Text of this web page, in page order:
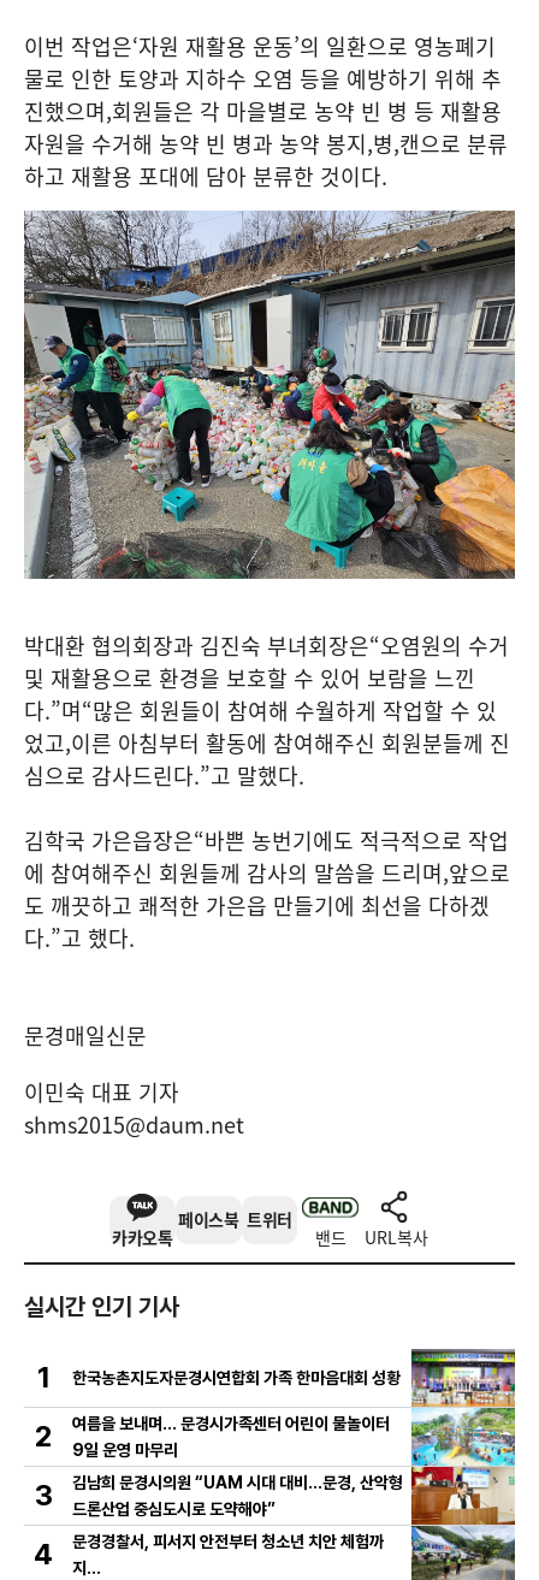
이번 작업은‘자원 재활용 운동’의 일환으로 영농폐기
물로 인한 토양과 지하수 오염 등을 예방하기 위해 추
진했으며,회원들은 각 마을별로 농약 빈 병 등 재활용
자원을 수거해 농약 빈 병과 농약 봉지,병,캔으로 분류
하고 재활용 포대에 담아 분류한 것이다.
박대환 협의회장과 김진숙 부녀회장은“오염원의 수거
및 재활용으로 환경을 보호할 수 있어 보람을 느낀
다.”며“많은 회원들이 참여해 수월하게 작업할 수 있
었고,이른 아침부터 활동에 참여해주신 회원분들께 진
심으로 감사드린다.”고 말했다.
김학국 가은읍장은“바쁜 농번기에도 적극적으로 작업
에 참여해주신 회원들께 감사의 말씀을 드리며,앞으로
도 깨끗하고 쾌적한 가은읍 만들기에 최선을 다하겠
다.”고 했다.
문경매일신문
이민숙 대표 기자
shms2015@daum.net
카카오톡
페이스북 트위터
밴드 URL복사
실시간 인기 기사
1 한국농촌지도자문경시연합회 가족 한마음대회 성황
2
여름을 보내며… 문경시가족센터 어린이 물놀이터
9일 운영 마무리
3
김남희 문경시의원 “UAM 시대 대비…문경, 산악형
드론산업 중심도시로 도약해야”
4
문경경찰서, 피서지 안전부터 청소년 치안 체험까
지…